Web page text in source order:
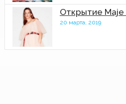
Открытие Maje
20 марта, 2019